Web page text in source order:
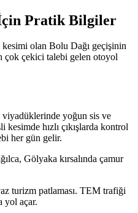
Pratik Bilgiler
olan Bolu Dağı geçişinin
çok çekici talebi gelen otoyol
yoğun sis ve
hızlı çıkışlarda kontrol
her gün gelir.
Gölyaka kırsalında çamur
turizm patlaması. TEM trafiği
yol açar.